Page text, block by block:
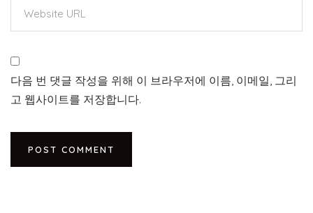
다음 번 댓글 작성을 위해 이 브라우저에 이름, 이메일, 그리
고 웹사이트를 저장합니다.